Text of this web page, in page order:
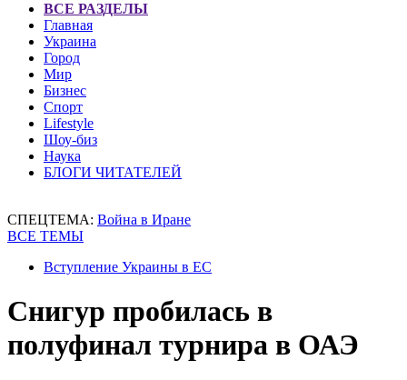
ВСЕ РАЗДЕЛЫ
Главная
Украина
Город
Мир
Бизнес
Спорт
Lifestyle
Шоу-биз
Наука
БЛОГИ ЧИТАТЕЛЕЙ
СПЕЦТЕМА: Война в Иране
ВСЕ ТЕМЫ
Вступление Украины в ЕС
Снигур пробилась в
полуфинал турнира в ОАЭ